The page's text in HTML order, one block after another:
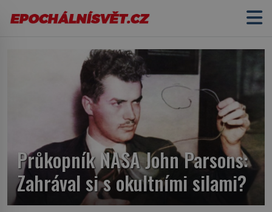
Průkopník NASA John Parsons:
Zahrával si s okultními silami?